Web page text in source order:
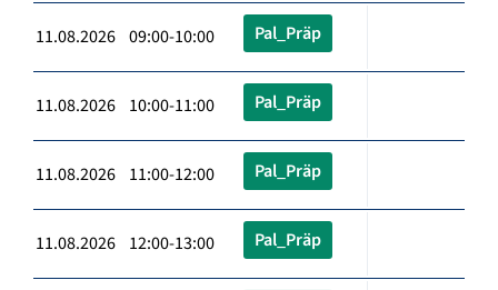
11.08.2026 09:00-10:00 Pal_Präp
11.08.2026 10:00-11:00 Pal_Präp
11.08.2026 11:00-12:00 Pal_Präp
11.08.2026 12:00-13:00 Pal_Präp